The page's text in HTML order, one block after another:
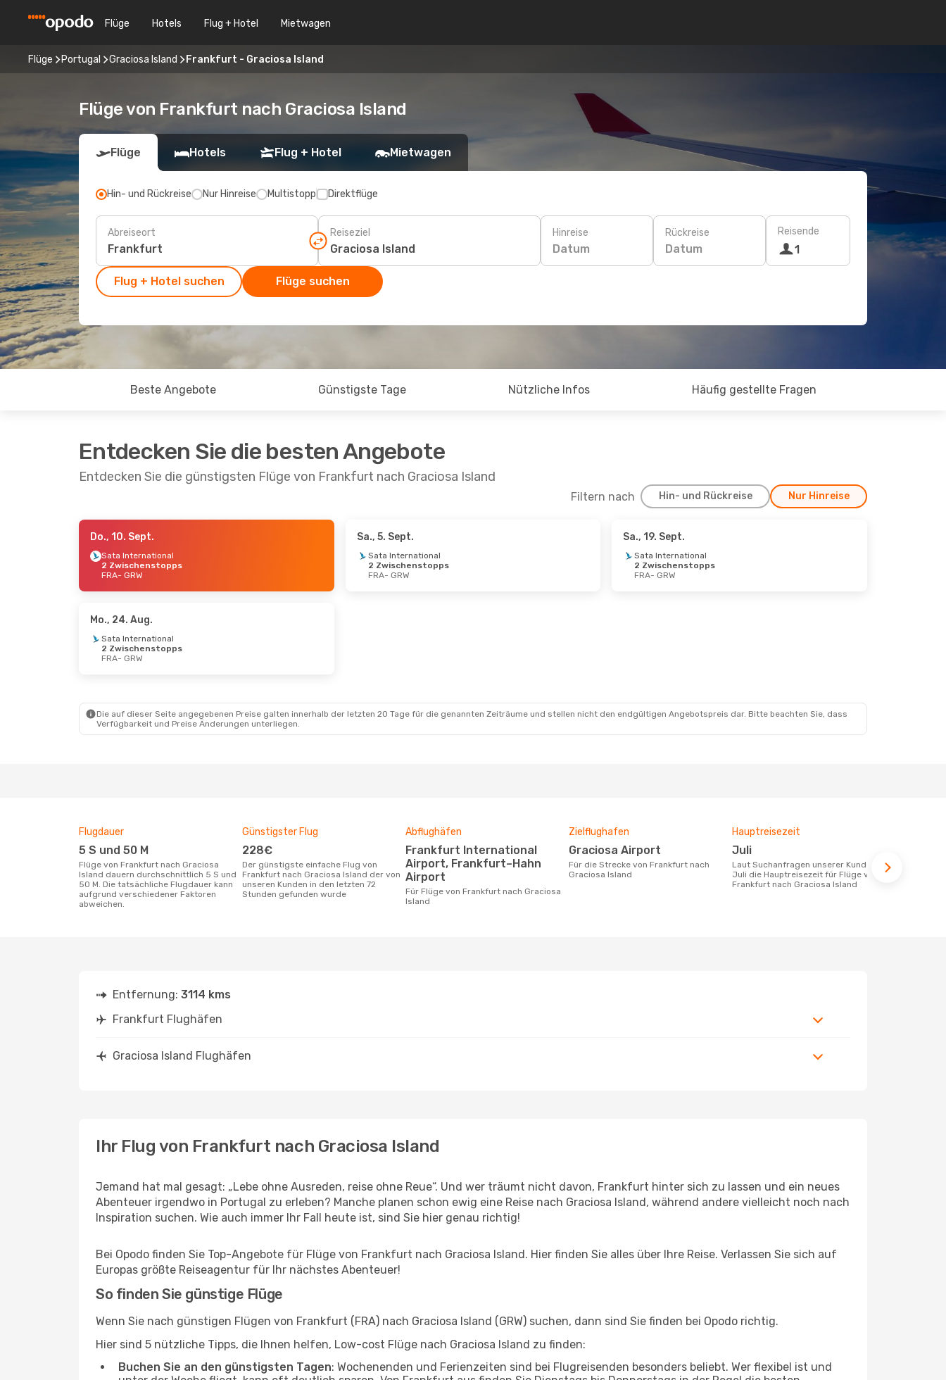
Flüge Hotels Flug + Hotel Mietwagen
Flüge Portugal Graciosa Island Frankfurt - Graciosa Island
Flüge von Frankfurt nach Graciosa Island
Flüge Hotels Flug + Hotel Mietwagen
Hin- und Rückreise Nur Hinreise Multistopp Direktflüge
Abreiseort Reiseziel Hinreise
Datum
Rückreise
Datum
Reisende
1
Flug + Hotel suchen Flüge suchen
Beste Angebote Günstigste Tage Nützliche Infos Häufig gestellte Fragen
Entdecken Sie die besten Angebote
Entdecken Sie die günstigsten Flüge von Frankfurt nach Graciosa Island
Filtern nach Hin- und Rückreise Nur Hinreise
- Do., 17. Sept.
2 Zwischenstopps
Do., 10. Sept.
Sata International
2 Zwischenstopps
FRA- GRW
Sa., 5. Sept.
Sata International
2 Zwischenstopps
FRA- GRW
Sa., 19. Sept.
Sata International
2 Zwischenstopps
FRA- GRW
Mo., 24. Aug.
Sata International
2 Zwischenstopps
FRA- GRW
Die auf dieser Seite angegebenen Preise galten innerhalb der letzten 20 Tage für die genannten Zeiträume und stellen nicht den endgültigen Angebotspreis dar. Bitte beachten Sie, dass
Verfügbarkeit und Preise Änderungen unterliegen.
Flugdauer
5 S und 50 M
Flüge von Frankfurt nach Graciosa
Island dauern durchschnittlich 5 S und
50 M. Die tatsächliche Flugdauer kann
aufgrund verschiedener Faktoren
abweichen.
Günstigster Flug
228€
Der günstigste einfache Flug von
Frankfurt nach Graciosa Island der von
unseren Kunden in den letzten 72
Stunden gefunden wurde
Abflughäfen
Frankfurt International
Airport, Frankfurt–Hahn
Airport
Für Flüge von Frankfurt nach Graciosa
Island
Zielflughafen
Graciosa Airport
Für die Strecke von Frankfurt nach
Graciosa Island
Hauptreisezeit
Juli
Laut Suchanfragen unserer Kunden ist
Juli die Hauptreisezeit für Flüge von
Frankfurt nach Graciosa Island
Entfernung: 3114 kms
Frankfurt Flughäfen
Graciosa Island Flughäfen
Ihr Flug von Frankfurt nach Graciosa Island
Jemand hat mal gesagt: „Lebe ohne Ausreden, reise ohne Reue“. Und wer träumt nicht davon, Frankfurt hinter sich zu lassen und ein neues
Abenteuer irgendwo in Portugal zu erleben? Manche planen schon ewig eine Reise nach Graciosa Island, während andere vielleicht noch nach
Inspiration suchen. Wie auch immer Ihr Fall heute ist, sind Sie hier genau richtig!
Bei Opodo finden Sie Top-Angebote für Flüge von Frankfurt nach Graciosa Island. Hier finden Sie alles über Ihre Reise. Verlassen Sie sich auf
Europas größte Reiseagentur für Ihr nächstes Abenteuer!
So finden Sie günstige Flüge
Wenn Sie nach günstigen Flügen von Frankfurt (FRA) nach Graciosa Island (GRW) suchen, dann sind Sie finden bei Opodo richtig.
Hier sind 5 nützliche Tipps, die Ihnen helfen, Low-cost Flüge nach Graciosa Island zu finden:
Buchen Sie an den günstigsten Tagen: Wochenenden und Ferienzeiten sind bei Flugreisenden besonders beliebt. Wer flexibel ist und